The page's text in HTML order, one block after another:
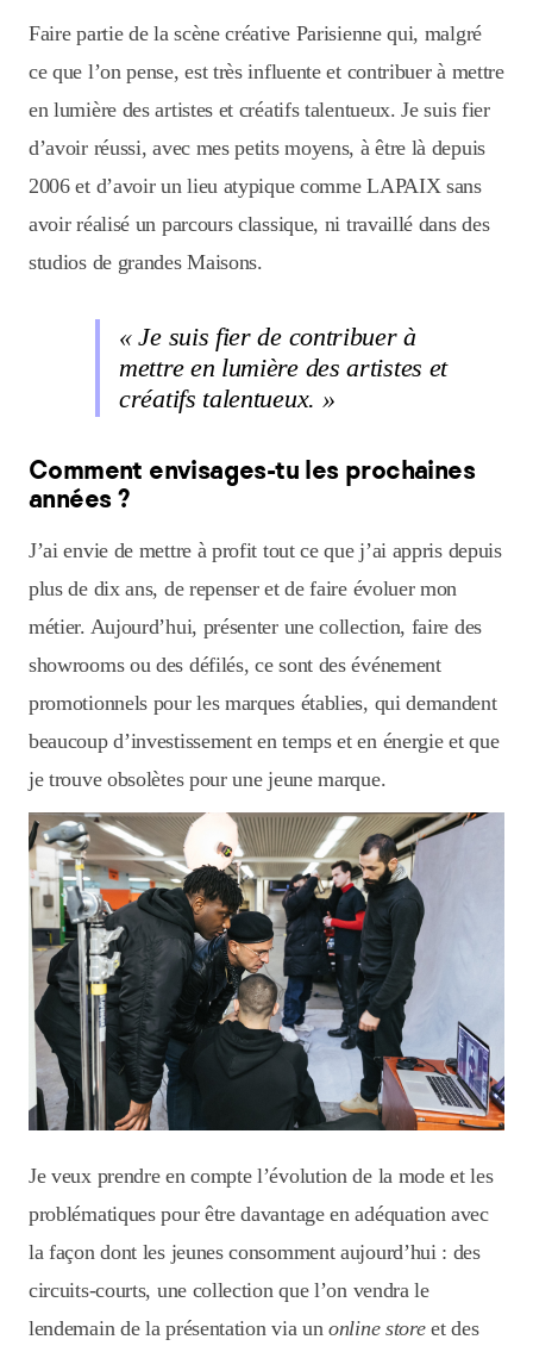
Faire partie de la scène créative Parisienne qui, malgré
ce que l’on pense, est très influente et contribuer à mettre
en lumière des artistes et créatifs talentueux. Je suis fier
d’avoir réussi, avec mes petits moyens, à être là depuis
2006 et d’avoir un lieu atypique comme LAPAIX sans
avoir réalisé un parcours classique, ni travaillé dans des
studios de grandes Maisons.
« Je suis fier de contribuer à
mettre en lumière des artistes et
créatifs talentueux. »
Comment envisages-tu les prochaines
années ?
J’ai envie de mettre à profit tout ce que j’ai appris depuis
plus de dix ans, de repenser et de faire évoluer mon
métier. Aujourd’hui, présenter une collection, faire des
showrooms ou des défilés, ce sont des événement
promotionnels pour les marques établies, qui demandent
beaucoup d’investissement en temps et en énergie et que
je trouve obsolètes pour une jeune marque.
Je veux prendre en compte l’évolution de la mode et les
problématiques pour être davantage en adéquation avec
la façon dont les jeunes consomment aujourd’hui : des
circuits-courts, une collection que l’on vendra le
lendemain de la présentation via unonline storeet des